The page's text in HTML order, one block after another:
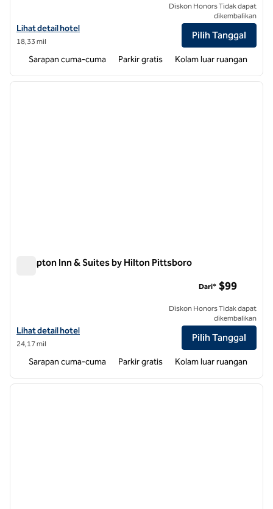
Lihat detail hotel untuk Home2 Suites by Hilton Durham Chapel Hill
Lihat detail hotel
18,33 mil
Diskon Honors Tidak dapat
dikembalikan
Pilih Tanggal
Sarapan cuma-cuma Parkir gratis Kolam luar ruangan
1 dari 14
Hampton Inn & Suites by Hilton Pittsboro
Lihat detail hotel untuk Hampton Inn & Suites by Hilton Pittsboro
Lihat detail hotel
24,17 mil
Dari* $99
Diskon Honors Tidak dapat
dikembalikan
Pilih Tanggal
Sarapan cuma-cuma Parkir gratis Kolam luar ruangan
1 dari 12